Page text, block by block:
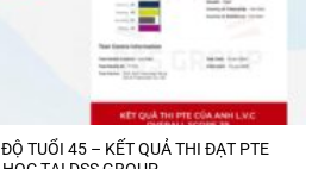
TUỔI 45 – KẾT QUẢ THI ĐẠT PTE